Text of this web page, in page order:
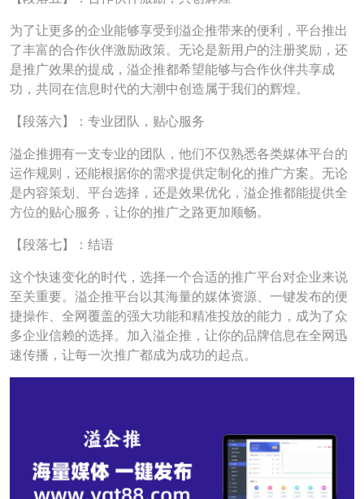
为了让更多的企业能够享受到溢企推带来的便利，平台推出
了丰富的合作伙伴激励政策。无论是新用户的注册奖励，还
是推广效果的提成，溢企推都希望能够与合作伙伴共享成
功，共同在信息时代的大潮中创造属于我们的辉煌。
【段落六】：专业团队，贴心服务
溢企推拥有一支专业的团队，他们不仅熟悉各类媒体平台的
运作规则，还能根据你的需求提供定制化的推广方案。无论
是内容策划、平台选择，还是效果优化，溢企推都能提供全
方位的贴心服务，让你的推广之路更加顺畅。
【段落七】：结语
这个快速变化的时代，选择一个合适的推广平台对企业来说
至关重要。溢企推平台以其海量的媒体资源、一键发布的便
捷操作、全网覆盖的强大功能和精准投放的能力，成为了众
多企业信赖的选择。加入溢企推，让你的品牌信息在全网迅
速传播，让每一次推广都成为成功的起点。